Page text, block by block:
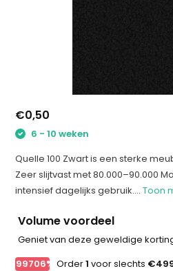
€0,50
6 - 10 weken
Quelle 100 Zwart is een sterke
Zeer slijtvast met 80.000–90.000
intensief dagelijks gebruik....Toon
Volume voordeel
Geniet van deze geweldige
-99706% Order1 voor slechts